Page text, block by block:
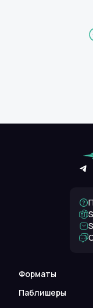
Форматы
Паблишеры